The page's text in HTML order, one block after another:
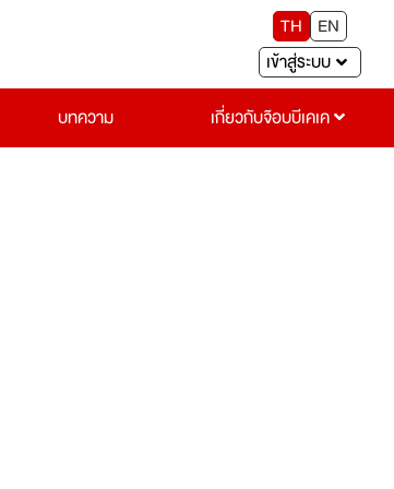
TH
EN
เข้าสู่ระบบ
บทความ เกี่ยวกับจ๊อบบีเคเค